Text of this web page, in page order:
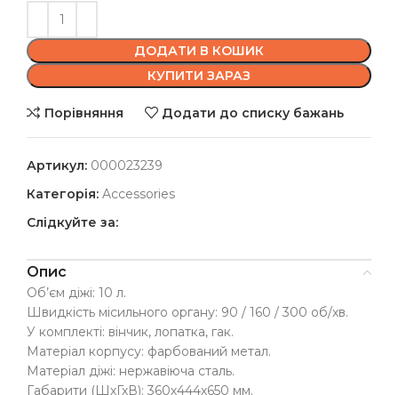
ДОДАТИ В КОШИК
КУПИТИ ЗАРАЗ
Порівняння Додати до списку бажань
Артикул: 000023239
Категорія: Accessories
Слідкуйте за:
Опис
Об’єм діжі: 10 л.
Швидкість місильного органу: 90 / 160 / 300 об/хв.
У комплекті: вінчик, лопатка, гак.
Матеріал корпусу: фарбований метал.
Матеріал діжі: нержавіюча сталь.
Габарити (ШхГхВ): 360х444х650 мм.